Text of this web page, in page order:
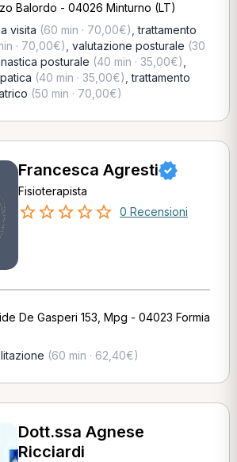
Balordo - 04026 Minturno (LT)
visita (60 min · 70,00€) ,trattamento
· 70,00€) valutazione posturale (30
posturale (40 min · 35,00€)
(40 min · 35,00€) ,trattamento
(50 min · 70,00€)
Francesca Agresti
Fisioterapista
0 Recensioni
De Gasperi 153, Mpg - 04023 Formia
(60 min · 62,40€)
Dott.ssa Agnese
Ricciardi